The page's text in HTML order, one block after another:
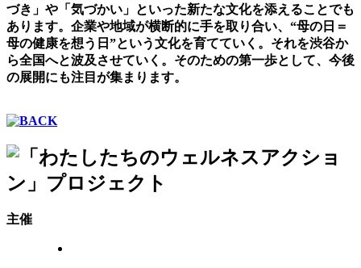
づき」や「気づかい」といった新たな文化を添えることでも
あります。企業や地域が横断的に手を取り合い、“母の日＝
母の健康を想う日”という文化を育てていく。それを渋谷か
ら全国へと波及させていく。そのための第一歩として、今後
の展開にも注目が集まります。
主催